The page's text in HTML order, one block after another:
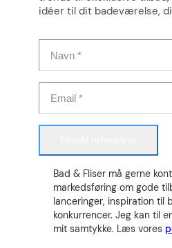
idéer til dit badeværelse,
Bad & Fliser må gerne
markedsføring om gode
lanceringer, inspiration til
konkurrencer. Jeg kan til
mit samtykke. Læs vores